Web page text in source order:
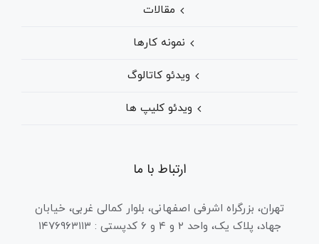
مقالات
نمونه کارها
ویدئو کاتالوگ
ویدئو کلیپ ها
ارتباط با ما
تهران، بزرگراه اشرفی اصفهانی، بلوار کمالی غربی، خیابان
جهاد، پلاک یک، واحد ۲ و ۴ و ۶ کدپستی : ۱۴۷۶۹۶۳۱۱۳